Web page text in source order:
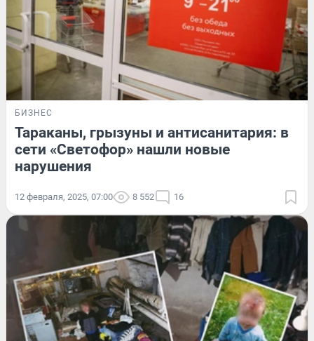
БИЗНЕС
Тараканы, грызуны и антисанитария: в
сети «Светофор» нашли новые
нарушения
12 февраля, 2025, 07:00 8 552 16